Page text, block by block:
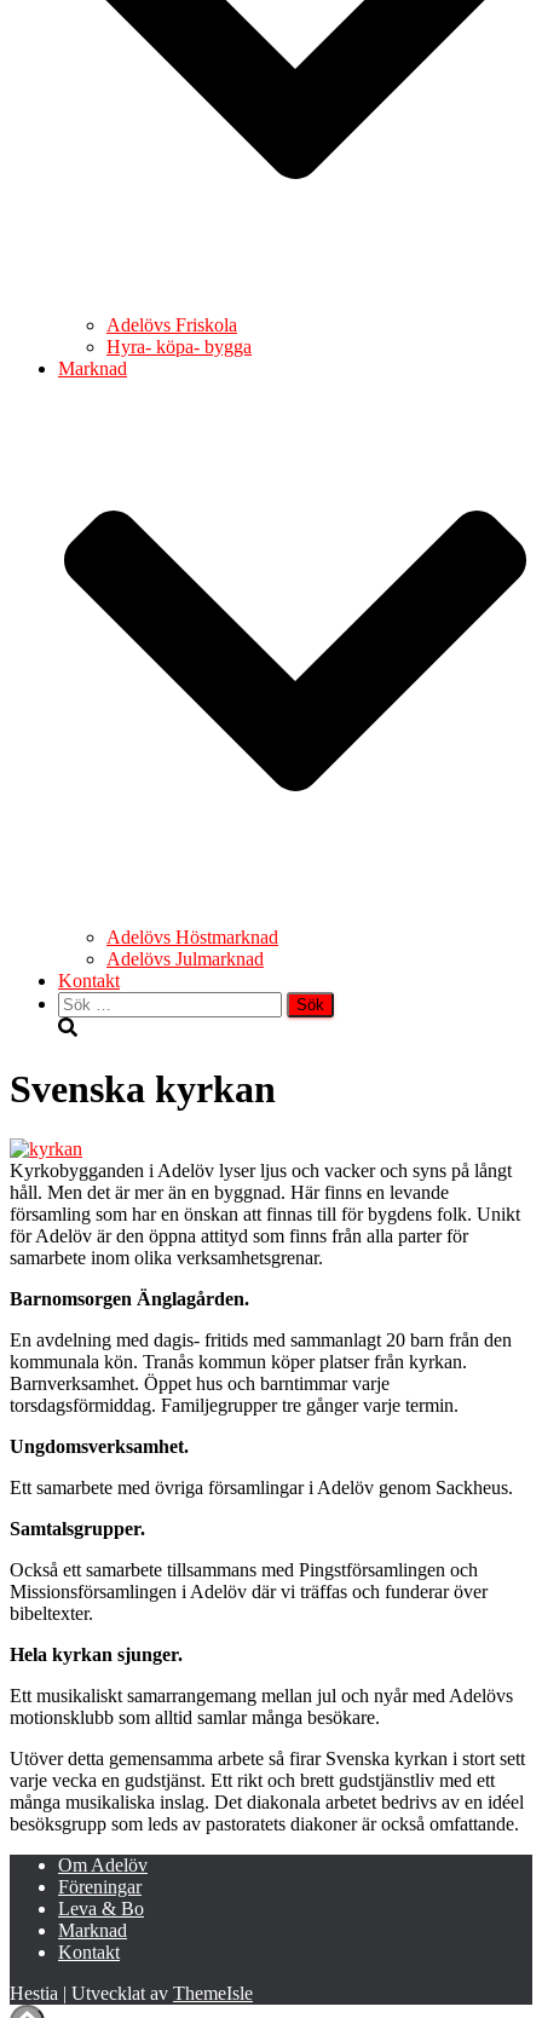
Adelövs Friskola
Hyra- köpa- bygga
Marknad
Adelövs Höstmarknad
Adelövs Julmarknad
Kontakt
Sök
efter:
Svenska kyrkan
Kyrkobygganden i Adelöv lyser ljus och vacker och syns på långt
håll. Men det är mer än en byggnad. Här finns en levande
församling som har en önskan att finnas till för bygdens folk. Unikt
för Adelöv är den öppna attityd som finns från alla parter för
samarbete inom olika verksamhetsgrenar.
Barnomsorgen Änglagården.
En avdelning med dagis- fritids med sammanlagt 20 barn från den
kommunala kön. Tranås kommun köper platser från kyrkan.
Barnverksamhet. Öppet hus och barntimmar varje
torsdagsförmiddag. Familjegrupper tre gånger varje termin.
Ungdomsverksamhet.
Ett samarbete med övriga församlingar i Adelöv genom Sackheus.
Samtalsgrupper.
Också ett samarbete tillsammans med Pingstförsamlingen och
Missionsförsamlingen i Adelöv där vi träffas och funderar över
bibeltexter.
Hela kyrkan sjunger.
Ett musikaliskt samarrangemang mellan jul och nyår med Adelövs
motionsklubb som alltid samlar många besökare.
Utöver detta gemensamma arbete så firar Svenska kyrkan i stort sett
varje vecka en gudstjänst. Ett rikt och brett gudstjänstliv med ett
många musikaliska inslag. Det diakonala arbetet bedrivs av en idéel
besöksgrupp som leds av pastoratets diakoner är också omfattande.
Om Adelöv
Föreningar
Leva & Bo
Marknad
Kontakt
Hestia | Utvecklat av ThemeIsle